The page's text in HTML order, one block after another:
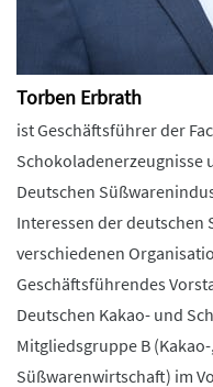
Torben Erbrath
ist Geschäftsführer der
Schokoladenerzeugnisse
Deutschen
Interessen der
verschiedenen
Geschäftsführendes
Deutschen Kakao- und
Mitgliedsgruppe B
Süßwarenwirtschaft) im